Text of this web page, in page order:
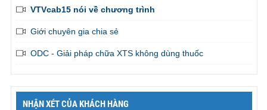
VTVcab15 nói về chương trình
Giới chuyên gia chia sẻ
ODC - Giải pháp chữa XTS không dùng thuốc
NHẬN XÉT CỦA KHÁCH HÀNG